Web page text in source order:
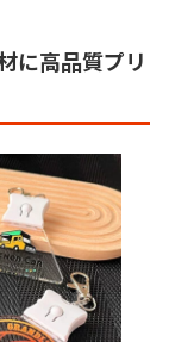
に高品質プリ